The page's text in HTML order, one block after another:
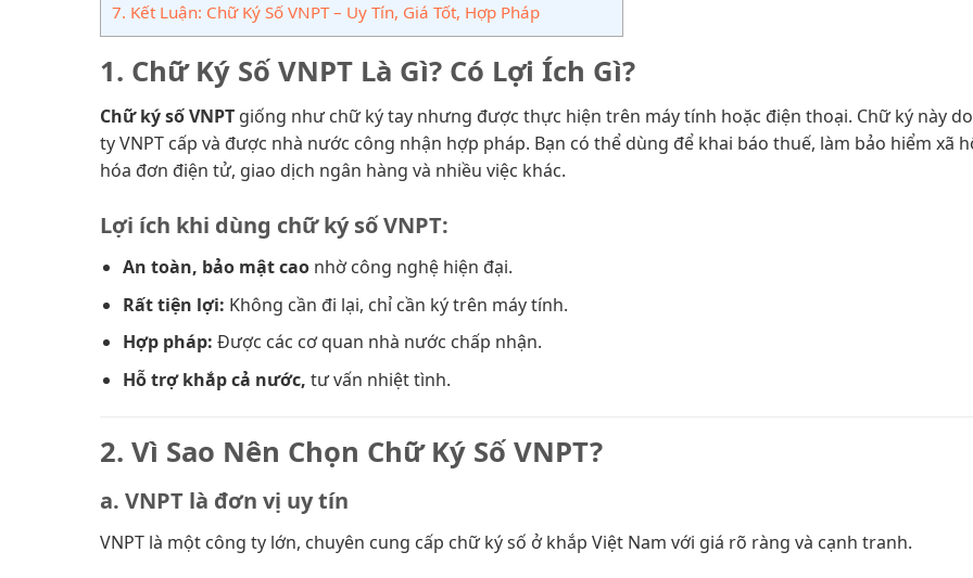
7. Kết Luận: Chữ Ký Số VNPT – Uy Tín, Giá Tốt, Hợp Pháp
1. Chữ Ký Số VNPT Là Gì? Có Lợi Ích Gì?
Chữ ký số VNPT giống như chữ ký tay nhưng được thực hiện trên máy tính hoặc điện thoại. Chữ ký này
ty VNPT cấp và được nhà nước công nhận hợp pháp. Bạn có thể dùng để khai báo thuế, làm bảo hiểm xã
hóa đơn điện tử, giao dịch ngân hàng và nhiều việc khác.
Lợi ích khi dùng chữ ký số VNPT:
An toàn, bảo mật caonhờ công nghệ hiện đại.
Rất tiện lợi: Không cần đi lại, chỉ cần ký trên máy tính.
Hợp pháp: Được các cơ quan nhà nước chấp nhận.
Hỗ trợ khắp cả nước, tư vấn nhiệt tình.
2. Vì Sao Nên Chọn Chữ Ký Số VNPT?
a. VNPT là đơn vị uy tín
VNPT là một công ty lớn, chuyên cung cấp chữ ký số ở khắp Việt Nam với giá rõ ràng và cạnh tranh.